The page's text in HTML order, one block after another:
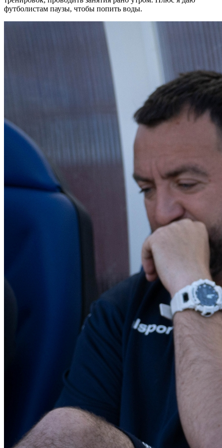
футболистам паузы, чтобы попить воды.